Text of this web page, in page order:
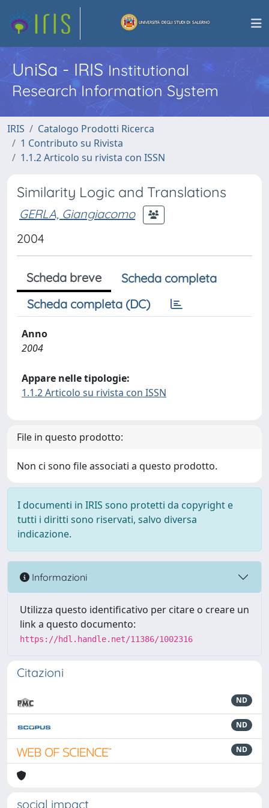
UniSa - IRISInstitutional
Research Information System
IRIS
Catalogo Prodotti Ricerca
1 Contributo su Rivista
1.1.2 Articolo su rivista con ISSN
Similarity Logic and Translations
GERLA, Giangiacomo
2004
Scheda breve
Scheda completa
Scheda completa (DC)
Anno
2004
Appare nelle tipologie:
1.1.2 Articolo su rivista con ISSN
File in questo prodotto:
Non ci sono file associati a questo prodotto.
I documenti in IRIS sono protetti da copyright e
tutti i diritti sono riservati, salvo diversa
indicazione.
Informazioni
Utilizza questo identificativo per citare o creare un
link a questo documento:
https://hdl.handle.net/11386/1002316
Citazioni
ND
ND
ND
social impact